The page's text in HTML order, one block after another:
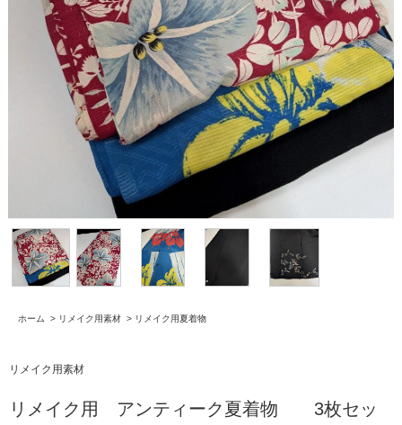
ホーム > リメイク用素材 > リメイク用夏着物
リメイク用素材
リメイク用 アンティーク夏着物 3枚セッ